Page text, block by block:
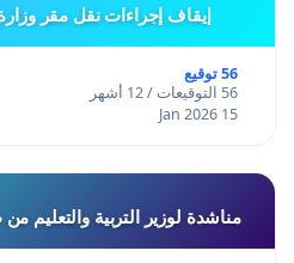
إيقاف إجراءات نقل مقر
56 توقيع
56 التوقيعات / 12 أشهر
15 Jan 2026
مناشدة لوزير التربية والتعليم